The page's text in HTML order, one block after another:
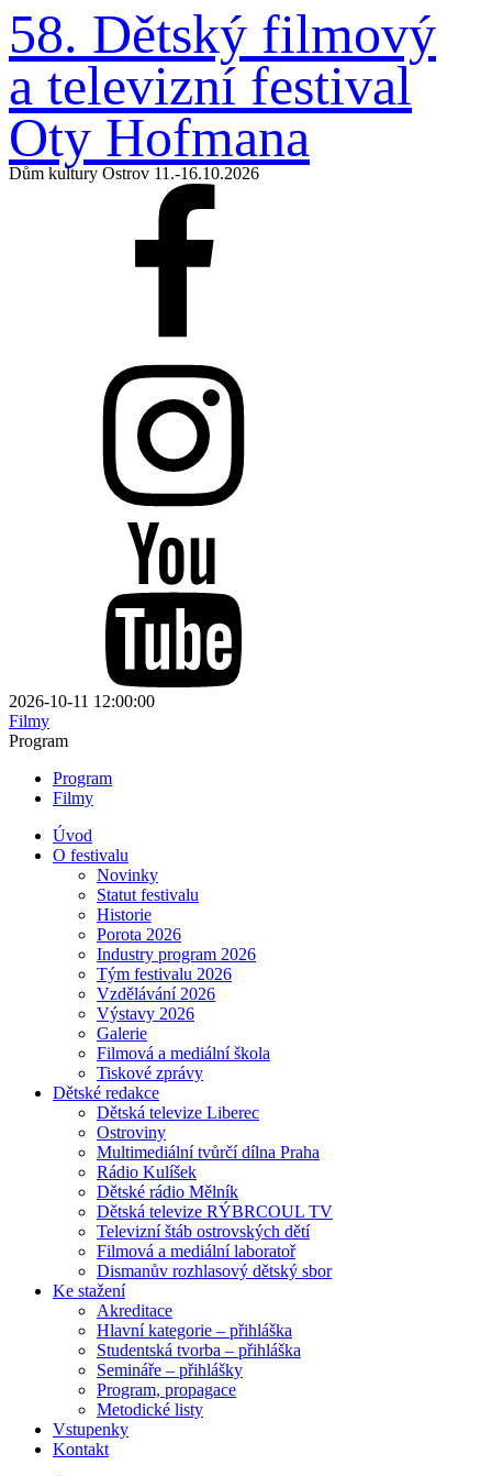
58. Dětský filmový
a televizní festival
Oty Hofmana
Dům kultury Ostrov 11.-16.10.2026
2026-10-11 12:00:00
Filmy
Program
Program
Filmy
Úvod
O festivalu
Novinky
Statut festivalu
Historie
Porota 2026
Industry program 2026
Tým festivalu 2026
Vzdělávání 2026
Výstavy 2026
Galerie
Filmová a mediální škola
Tiskové zprávy
Dětské redakce
Dětská televize Liberec
Ostroviny
Multimediální tvůrčí dílna Praha
Rádio Kulíšek
Dětské rádio Mělník
Dětská televize RÝBRCOUL TV
Televizní štáb ostrovských dětí
Filmová a mediální laboratoř
Dismanův rozhlasový dětský sbor
Ke stažení
Akreditace
Hlavní kategorie – přihláška
Studentská tvorba – přihláška
Semináře – přihlášky
Program, propagace
Metodické listy
Vstupenky
Kontakt